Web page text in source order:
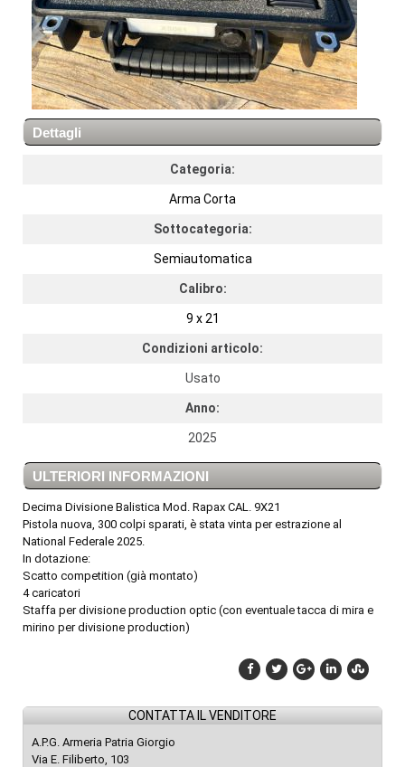
Dettagli
Categoria:
Arma Corta
Sottocategoria:
Semiautomatica
Calibro:
9 x 21
Condizioni articolo:
Usato
Anno:
2025
ULTERIORI INFORMAZIONI
Decima Divisione Balistica Mod. Rapax CAL. 9X21
Pistola nuova, 300 colpi sparati, è stata vinta per estrazione al
National Federale 2025.
In dotazione:
Scatto competition (già montato)
4 caricatori
Staffa per divisione production optic (con eventuale tacca di mira e
mirino per divisione production)
CONTATTA IL VENDITORE
A.P.G. Armeria Patria Giorgio
Via E. Filiberto, 103